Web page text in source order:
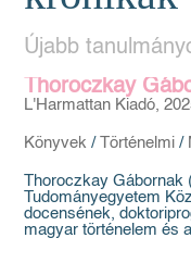
Újabb
Thoroczkay
L'Harmattan Kiadó,
Könyvek / Történelmi /
Thoroczkay Gábornak
Tudományegyetem
docensének,
magyar történelem és